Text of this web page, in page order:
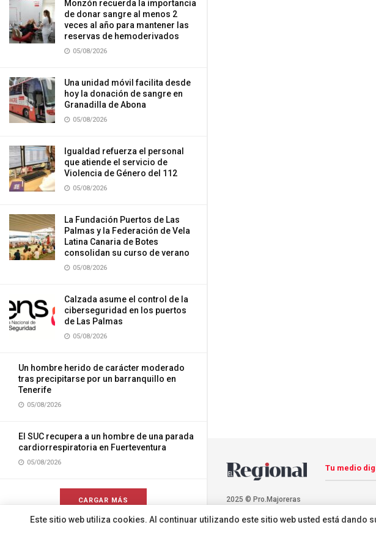
Monzón recuerda la importancia
de donar sangre al menos 2
veces al año para mantener las
reservas de hemoderivados
05/08/2026
Una unidad móvil facilita desde
hoy la donación de sangre en
Granadilla de Abona
05/08/2026
Igualdad refuerza el personal
que atiende el servicio de
Violencia de Género del 112
05/08/2026
La Fundación Puertos de Las
Palmas y la Federación de Vela
Latina Canaria de Botes
consolidan su curso de verano
05/08/2026
Calzada asume el control de la
ciberseguridad en los puertos
de Las Palmas
05/08/2026
Un hombre herido de carácter moderado
tras precipitarse por un barranquillo en
Tenerife
05/08/2026
El SUC recupera a un hombre de una parada
cardiorrespiratoria en Fuerteventura
05/08/2026
CARGAR MÁS 2025 © Pro.Majoreras
Tu medio
Este sitio web utiliza cookies. Al continuar utilizando este sitio web usted está dando